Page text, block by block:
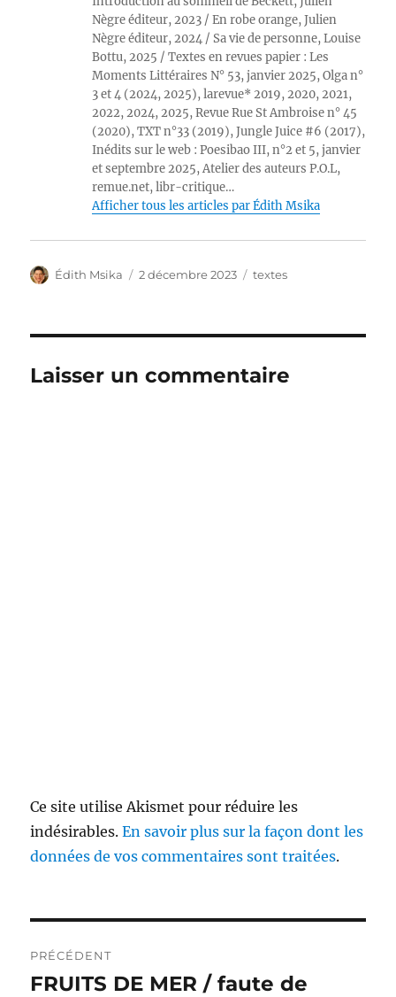
Nègre éditeur, 2023 / En robe orange, Julien
Nègre éditeur, 2024 / Sa vie de personne, Louise
Bottu, 2025 / Textes en revues papier : Les
Moments Littéraires N° 53, janvier 2025, Olga n°
3 et 4 (2024, 2025), larevue* 2019, 2020, 2021,
2022, 2024, 2025, Revue Rue St Ambroise n° 45
(2020), TXT n°33 (2019), Jungle Juice #6 (2017),
Inédits sur le web : Poesibao III, n°2 et 5, janvier
et septembre 2025, Atelier des auteurs P.O.L,
remue.net, libr-critique…
Afficher tous les articles par Édith Msika
Auteur
Édith Msika
Publié
2 décembre 2023 Catégories
textes
Laisser un commentaire
Ce site utilise Akismet pour réduire les
indésirables.En savoir plus sur la façon dont les
données de vos commentaires sont traitées.
de
PRÉCÉDENT
Publication
FRUITS DE MER / faute de